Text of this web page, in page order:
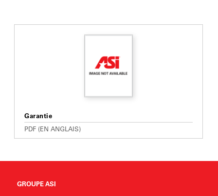
Garantie
PDF (EN ANGLAIS)
GROUPE ASI